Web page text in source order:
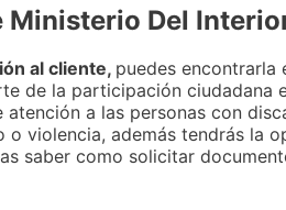
Ministerio Del
al cliente, puedes encontrarla
de la participación
a las personas con
violencia, además tendrás la
saber como solicitar